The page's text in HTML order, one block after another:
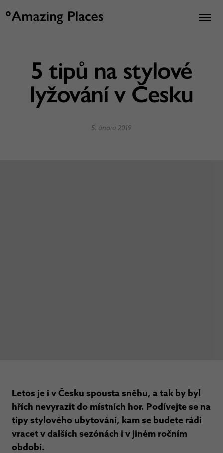
5 tipů na stylové
lyžování v Česku
5. února 2019
Letos je i v Česku spousta sněhu, a tak by byl
hřích nevyrazit do místních hor. Podívejte se na
tipy stylového ubytování, kam se budete rádi
vracet v dalších sezónách i v jiném ročním
období.